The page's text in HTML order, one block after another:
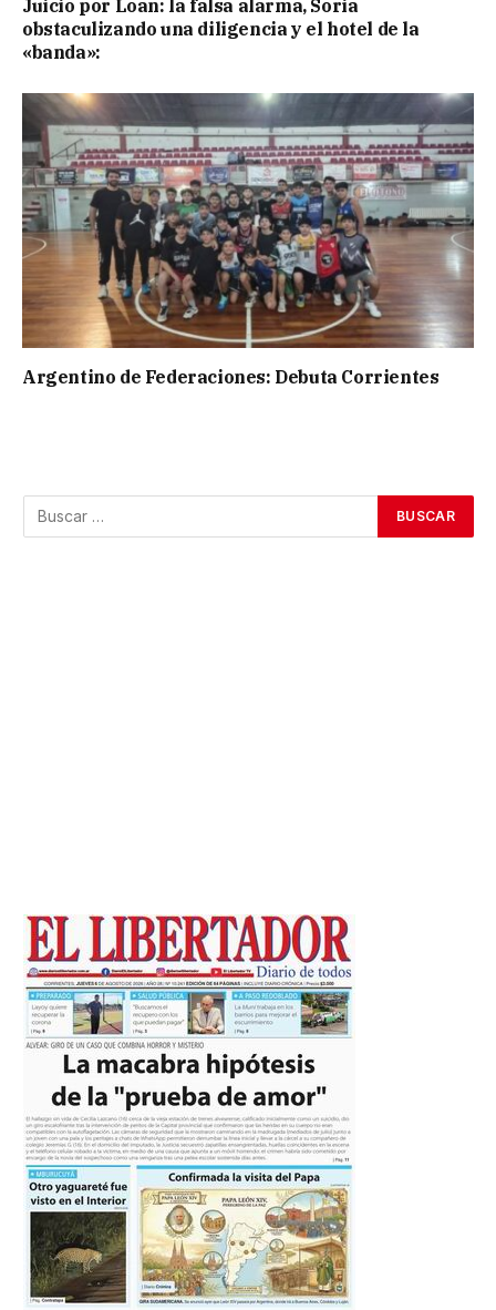
Juicio por Loan: la falsa alarma, Soria
obstaculizando una diligencia y el hotel de la
«banda»:
Argentino de Federaciones: Debuta Corrientes